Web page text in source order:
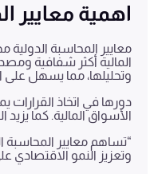
اهمية معايير
معايير المحاسبة
المالية أكثر شفافية
وتحليلها، مما يسهل على
دورها في اتخاذ
الأسواق المالية. كما
“تساهم معايير المحاسبة
وتعزيز النمو الاقتصادي